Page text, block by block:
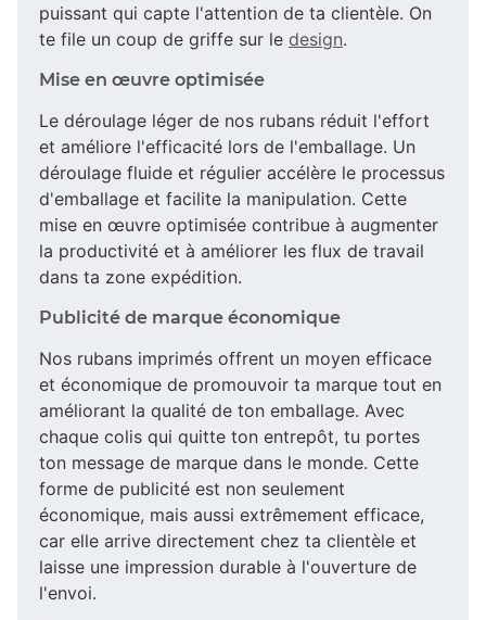
puissant qui capte l'attention de ta clientèle. On
te file un coup de griffe sur le design.
Mise en œuvre optimisée
Le déroulage léger de nos rubans réduit l'effort
et améliore l'efficacité lors de l'emballage. Un
déroulage fluide et régulier accélère le processus
d'emballage et facilite la manipulation. Cette
mise en œuvre optimisée contribue à augmenter
la productivité et à améliorer les flux de travail
dans ta zone expédition.
Publicité de marque économique
Nos rubans imprimés offrent un moyen efficace
et économique de promouvoir ta marque tout en
améliorant la qualité de ton emballage. Avec
chaque colis qui quitte ton entrepôt, tu portes
ton message de marque dans le monde. Cette
forme de publicité est non seulement
économique, mais aussi extrêmement efficace,
car elle arrive directement chez ta clientèle et
laisse une impression durable à l'ouverture de
l'envoi.